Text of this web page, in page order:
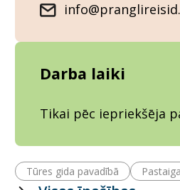
Darba laiki
Tikai pēc iepriekšēja
Tūres gida pavadībā